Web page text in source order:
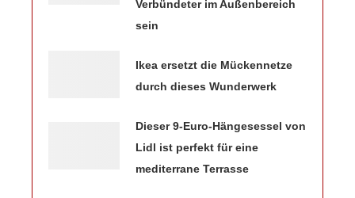
Verbündeter im Außenbereich
sein
Ikea ersetzt die Mückennetze
durch dieses Wunderwerk
Dieser 9-Euro-Hängesessel von
Lidl ist perfekt für eine
mediterrane Terrasse